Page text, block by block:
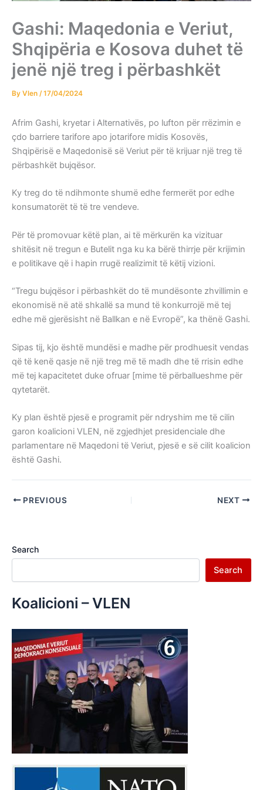
Gashi: Maqedonia e Veriut,
Shqipëria e Kosova duhet të
jenë një treg i përbashkët
By Vlen /17/04/2024
Afrim Gashi, kryetar i Alternativës, po lufton për rrëzimin e
çdo barriere tarifore apo jotarifore midis Kosovës,
Shqipërisë e Maqedonisë së Veriut për të krijuar një treg të
përbashkët bujqësor.
Ky treg do të ndihmonte shumë edhe fermerët por edhe
konsumatorët të të tre vendeve.
Për të promovuar këtë plan, ai të mërkurën ka vizituar
shitësit në tregun e Butelit nga ku ka bërë thirrje për krijimin
e politikave që i hapin rrugë realizimit të këtij vizioni.
“Tregu bujqësor i përbashkët do të mundësonte zhvillimin e
ekonomisë në atë shkallë sa mund të konkurrojë më tej
edhe më gjerësisht në Ballkan e në Evropë”, ka thënë Gashi.
Sipas tij, kjo është mundësi e madhe për prodhuesit vendas
që të kenë qasje në një treg më të madh dhe të rrisin edhe
më tej kapacitetet duke ofruar [mime të përballueshme për
qytetarët.
Ky plan është pjesë e programit për ndryshim me të cilin
garon koalicioni VLEN, në zgjedhjet presidenciale dhe
parlamentare në Maqedoni të Veriut, pjesë e së cilit koalicion
është Gashi.
PREVIOUS NEXT
Search
Search
Koalicioni – VLEN